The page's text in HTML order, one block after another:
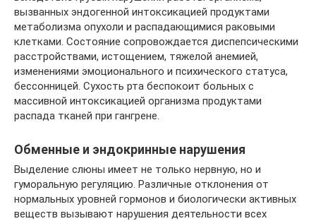
вызванных эндогенной интоксикацией продуктами
метаболизма опухоли и распадающимися раковыми
клетками. Состояние сопровождается диспепсическими
расстройствами, истощением, тяжелой анемией,
изменениями эмоционального и психического статуса,
бессонницей. Сухость рта беспокоит больных с
массивной интоксикацией организма продуктами
распада тканей при гангрене.
Обменные и эндокринные нарушения
Выделение слюны имеет не только нервную, но и
гуморальную регуляцию. Различные отклонения от
нормальных уровней гормонов и биологически активных
веществ вызывают нарушения деятельности всех